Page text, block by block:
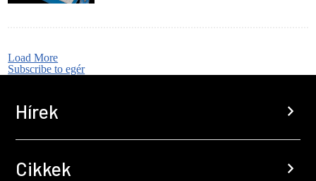
Load More
Subscribe to egér
Hírek chevron_right
Cikkek chevron_right